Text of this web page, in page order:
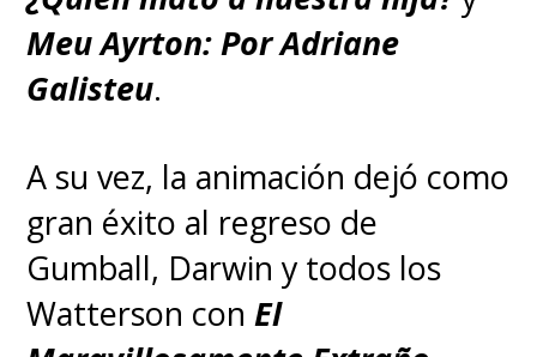
Meu Ayrton: Por Adriane
Galisteu.
A su vez, la animación dejó como
gran éxito al regreso de
Gumball, Darwin y todos los
Watterson conEl